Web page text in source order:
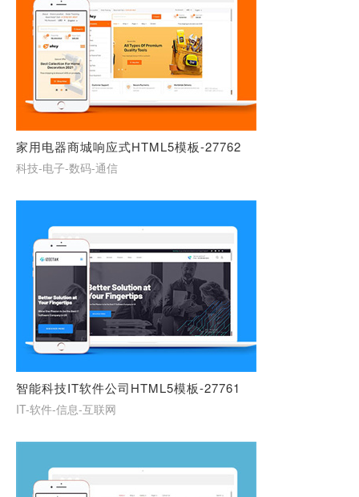
家用电器商城响应式HTML5模板-27762
科技-电子-数码-通信
智能科技IT软件公司HTML5模板-27761
IT-软件-信息-互联网